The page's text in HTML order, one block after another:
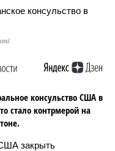
консульство США в
стало контрмерой на
закрыть